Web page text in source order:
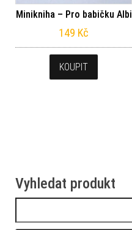
Minikniha – Pro babičku Albi
149 Kč
KOUPIT
Vyhledat produkt